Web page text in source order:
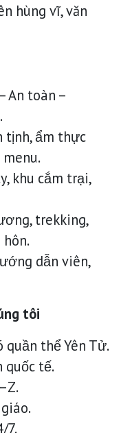
hùng vĩ, văn
An toàn –
tịnh, ẩm thực
khu cắm trại,
trekking,
dẫn viên,
tôi
quần thể Yên Tử.
quốc tế.
7.